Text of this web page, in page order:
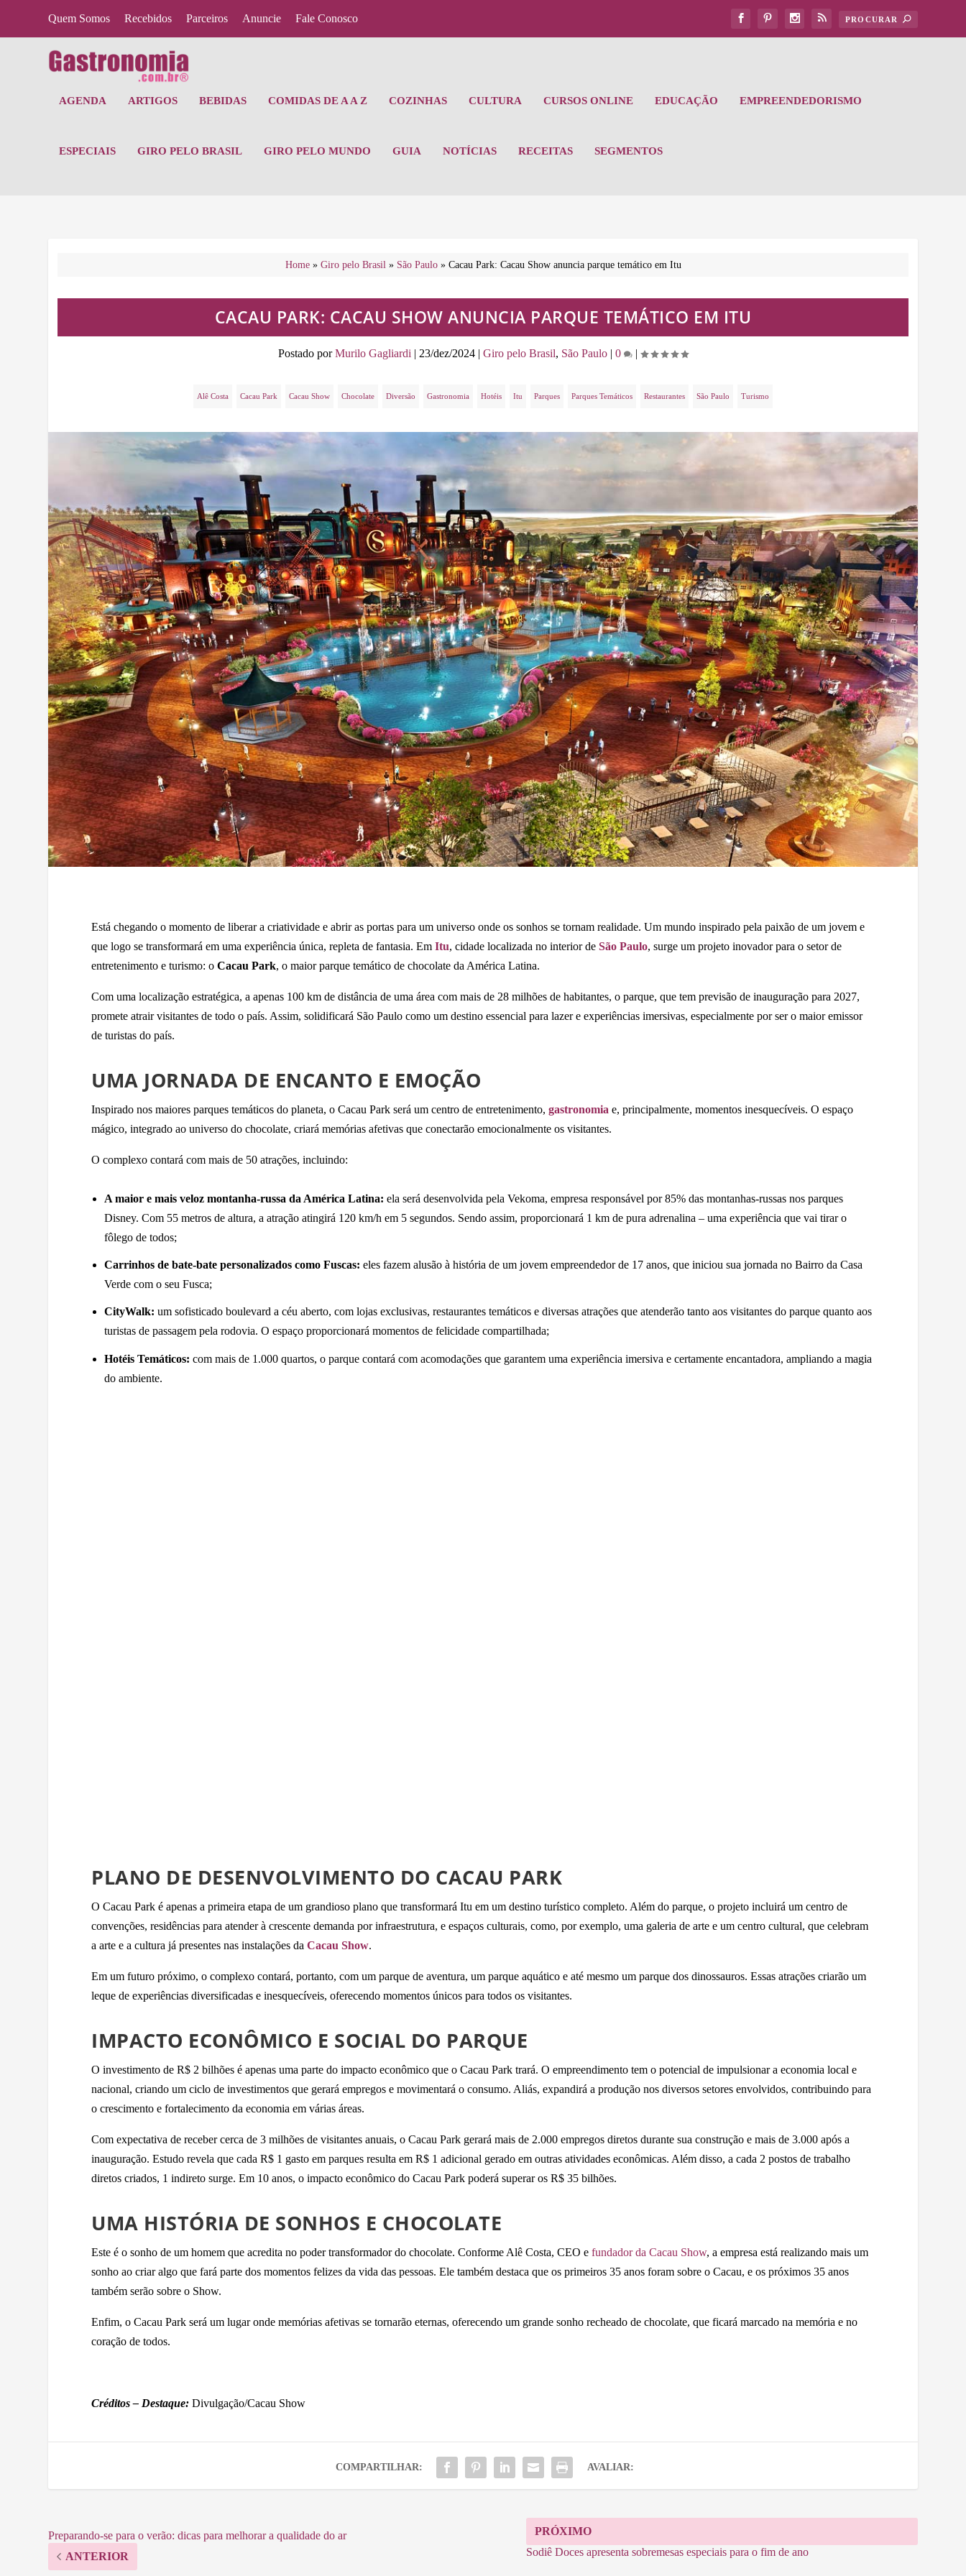
Quem Somos Recebidos Parceiros Anuncie Fale Conosco
AGENDA ARTIGOS BEBIDAS COMIDAS DE A A Z COZINHAS CULTURA CURSOS ONLINE EDUCAÇÃO EMPREENDEDORISMO
ESPECIAIS GIRO PELO BRASIL GIRO PELO MUNDO GUIA NOTÍCIAS RECEITAS SEGMENTOS
Home» Giro pelo Brasil» São Paulo» Cacau Park: Cacau Show anuncia parque temático em Itu
CACAU PARK: CACAU SHOW ANUNCIA PARQUE TEMÁTICO EM ITU
Postado porMurilo Gagliardi | 23/dez/2024 | Giro pelo Brasil, São Paulo | 0 |
Alê Costa Cacau Park Cacau Show Chocolate Diversão Gastronomia Hotéis Itu Parques Parques Temáticos Restaurantes São Paulo Turismo
Está chegando o momento de liberar a criatividade e abrir as portas para um universo onde os sonhos se tornam realidade. Um mundo inspirado pela paixão de um jovem e
que logo se transformará em uma experiência única, repleta de fantasia. EmItu, cidade localizada no interior deSão Paulo, surge um projeto inovador para o setor de
entretenimento e turismo: oCacau Park, o maior parque temático de chocolate da América Latina.
Com uma localização estratégica, a apenas 100 km de distância de uma área com mais de 28 milhões de habitantes, o parque, que tem previsão de inauguração para 2027,
promete atrair visitantes de todo o país. Assim, solidificará São Paulo como um destino essencial para lazer e experiências imersivas, especialmente por ser o maior emissor
de turistas do país.
UMA JORNADA DE ENCANTO E EMOÇÃO
Inspirado nos maiores parques temáticos do planeta, o Cacau Park será um centro de entretenimento,gastronomia e, principalmente, momentos inesquecíveis. O espaço
mágico, integrado ao universo do chocolate, criará memórias afetivas que conectarão emocionalmente os visitantes.
O complexo contará com mais de 50 atrações, incluindo:
A maior e mais veloz montanha-russa da América Latina: ela será desenvolvida pela Vekoma, empresa responsável por 85% das montanhas-russas nos parques
Disney. Com 55 metros de altura, a atração atingirá 120 km/h em 5 segundos. Sendo assim, proporcionará 1 km de pura adrenalina – uma experiência que vai tirar o
fôlego de todos;
Carrinhos de bate-bate personalizados como Fuscas: eles fazem alusão à história de um jovem empreendedor de 17 anos, que iniciou sua jornada no Bairro da Casa
Verde com o seu Fusca;
CityWalk: um sofisticado boulevard a céu aberto, com lojas exclusivas, restaurantes temáticos e diversas atrações que atenderão tanto aos visitantes do parque quanto aos
turistas de passagem pela rodovia. O espaço proporcionará momentos de felicidade compartilhada;
Hotéis Temáticos: com mais de 1.000 quartos, o parque contará com acomodações que garantem uma experiência imersiva e certamente encantadora, ampliando a magia
do ambiente.
PLANO DE DESENVOLVIMENTO DO CACAU PARK
O Cacau Park é apenas a primeira etapa de um grandioso plano que transformará Itu em um destino turístico completo. Além do parque, o projeto incluirá um centro de
convenções, residências para atender à crescente demanda por infraestrutura, e espaços culturais, como, por exemplo, uma galeria de arte e um centro cultural, que celebram
a arte e a cultura já presentes nas instalações daCacau Show.
Em um futuro próximo, o complexo contará, portanto, com um parque de aventura, um parque aquático e até mesmo um parque dos dinossauros. Essas atrações criarão um
leque de experiências diversificadas e inesquecíveis, oferecendo momentos únicos para todos os visitantes.
IMPACTO ECONÔMICO E SOCIAL DO PARQUE
O investimento de R$ 2 bilhões é apenas uma parte do impacto econômico que o Cacau Park trará. O empreendimento tem o potencial de impulsionar a economia local e
nacional, criando um ciclo de investimentos que gerará empregos e movimentará o consumo. Aliás, expandirá a produção nos diversos setores envolvidos, contribuindo para
o crescimento e fortalecimento da economia em várias áreas.
Com expectativa de receber cerca de 3 milhões de visitantes anuais, o Cacau Park gerará mais de 2.000 empregos diretos durante sua construção e mais de 3.000 após a
inauguração. Estudo revela que cada R$ 1 gasto em parques resulta em R$ 1 adicional gerado em outras atividades econômicas. Além disso, a cada 2 postos de trabalho
diretos criados, 1 indireto surge. Em 10 anos, o impacto econômico do Cacau Park poderá superar os R$ 35 bilhões.
UMA HISTÓRIA DE SONHOS E CHOCOLATE
Este é o sonho de um homem que acredita no poder transformador do chocolate. Conforme Alê Costa, CEO efundador da Cacau Show, a empresa está realizando mais um
sonho ao criar algo que fará parte dos momentos felizes da vida das pessoas. Ele também destaca que os primeiros 35 anos foram sobre o Cacau, e os próximos 35 anos
também serão sobre o Show.
Enfim, o Cacau Park será um lugar onde memórias afetivas se tornarão eternas, oferecendo um grande sonho recheado de chocolate, que ficará marcado na memória e no
coração de todos.
Créditos – Destaque: Divulgação/Cacau Show
COMPARTILHAR: AVALIAR:
Preparando-se para o verão: dicas para melhorar a qualidade do ar
ANTERIOR
PRÓXIMO
Sodiê Doces apresenta sobremesas especiais para o fim de ano